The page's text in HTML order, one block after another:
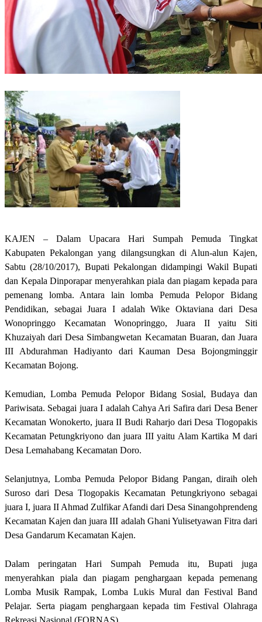
KAJEN – Dalam Upacara Hari Sumpah Pemuda Tingkat
Kabupaten Pekalongan yang dilangsungkan di Alun-alun Kajen,
Sabtu (28/10/2017), Bupati Pekalongan didampingi Wakil Bupati
dan Kepala Dinporapar menyerahkan piala dan piagam kepada para
pemenang lomba. Antara lain lomba Pemuda Pelopor Bidang
Pendidikan, sebagai Juara I adalah Wike Oktaviana dari Desa
Wonopringgo Kecamatan Wonopringgo, Juara II yaitu Siti
Khuzaiyah dari Desa Simbangwetan Kecamatan Buaran, dan Juara
III Abdurahman Hadiyanto dari Kauman Desa Bojongminggir
Kecamatan Bojong.
Kemudian, Lomba Pemuda Pelopor Bidang Sosial, Budaya dan
Pariwisata. Sebagai juara I adalah Cahya Ari Safira dari Desa Bener
Kecamatan Wonokerto, juara II Budi Raharjo dari Desa Tlogopakis
Kecamatan Petungkriyono dan juara III yaitu Alam Kartika M dari
Desa Lemahabang Kecamatan Doro.
Selanjutnya, Lomba Pemuda Pelopor Bidang Pangan, diraih oleh
Suroso dari Desa Tlogopakis Kecamatan Petungkriyono sebagai
juara I, juara II Ahmad Zulfikar Afandi dari Desa Sinangohprendeng
Kecamatan Kajen dan juara III adalah Ghani Yulisetyawan Fitra dari
Desa Gandarum Kecamatan Kajen.
Dalam peringatan Hari Sumpah Pemuda itu, Bupati juga
menyerahkan piala dan piagam penghargaan kepada pemenang
Lomba Musik Rampak, Lomba Lukis Mural dan Festival Band
Pelajar. Serta piagam penghargaan kepada tim Festival Olahraga
Rekreasi Nasional (FORNAS).